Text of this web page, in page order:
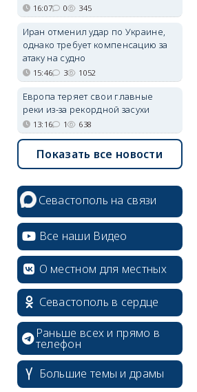
16:07 0 345
Иран отменил удар по Украине,
однако требует компенсацию за
атаку на судно
15:46 3 1052
Европа теряет свои главные
реки из-за рекордной засухи
13:16 1 638
Показать все новости
Севастополь на связи
Все наши Видео
О местном для местных
Севастополь в сердце
Раньше всех и прямо в
телефон
Большие темы и драмы